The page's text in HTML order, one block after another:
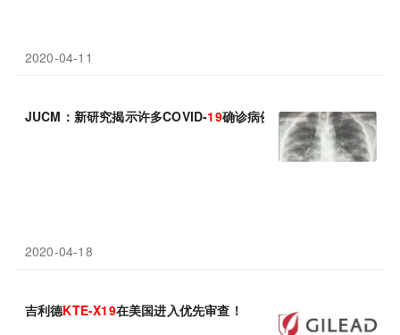
2020-04-11
JUCM：新研究揭示许多COVID-19确诊病例具有正常的胸部X光片
2020-04-18
吉利德KTE-X19在美国进入优先审查！